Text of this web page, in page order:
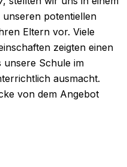
potentiellen
Eltern vor. Viele
zeigten einen
unsere Schule im
ausmacht.
von dem Angebot